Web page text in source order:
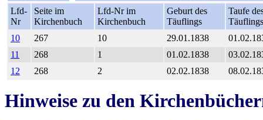
Lfd-
Nr
Seite im
Kirchenbuch
Lfd-Nr im
Kirchenbuch
Geburt des
Täuflings
Taufe
Täuflings
10
267 10 29.01.1838
11
268 1 01.02.1838
12
268 2 02.02.1838
Hinweise zu den